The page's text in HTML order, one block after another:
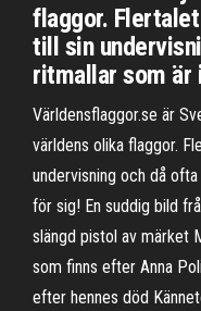
flaggor.
till sin
ritmallar som är
Världensflaggor.se är
världens olika flaggor.
undervisning och då
för sig! En suddig bild
slängd pistol av märket
som finns efter Anna
efter hennes död